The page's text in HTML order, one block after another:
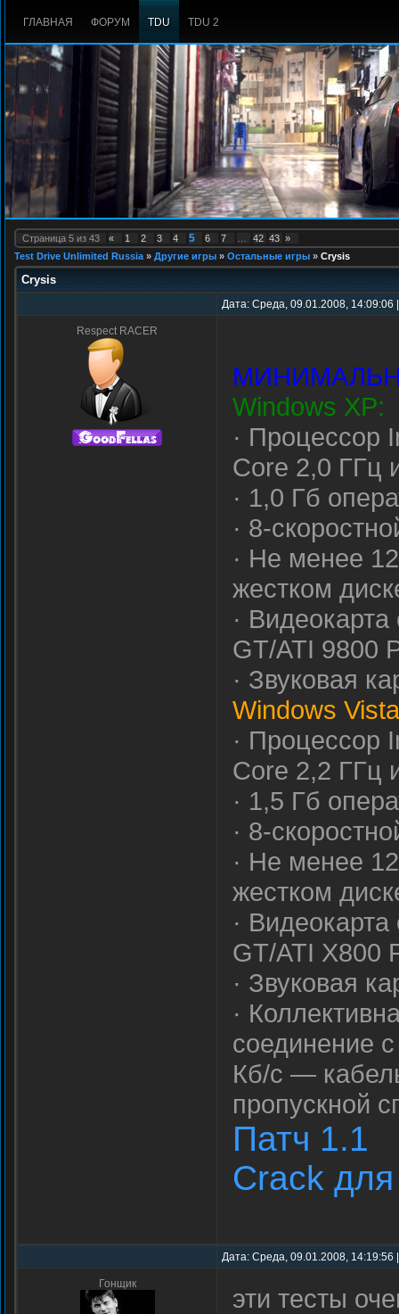
ГЛАВНАЯ ФОРУМ TDU TDU 2
Страница 5 из 43 « 1 2 3 4 5 6 7 42 43 »
Test Drive Unlimited Russia » Другие игры » Остальные игры » Crysis
Crysis
Дата: Среда, 09.01.2008,
Respect RACER
Windows XP:
· Процессор
Core 2,0 ГГц
· 1,0 Гб
· 8-
· Не менее
жестком
·
GT/ATI 9800
· Звуковая
Windows
· Процессор
Core 2,2 ГГц
· 1,5 Гб
· 8-
· Не менее
жестком
·
GT/ATI X800
· Звуковая
·
соединение
Кб/с —
пропускной
Патч 1.1
Crack
Дата: Среда, 09.01.2008,
Гонщик эти тесты